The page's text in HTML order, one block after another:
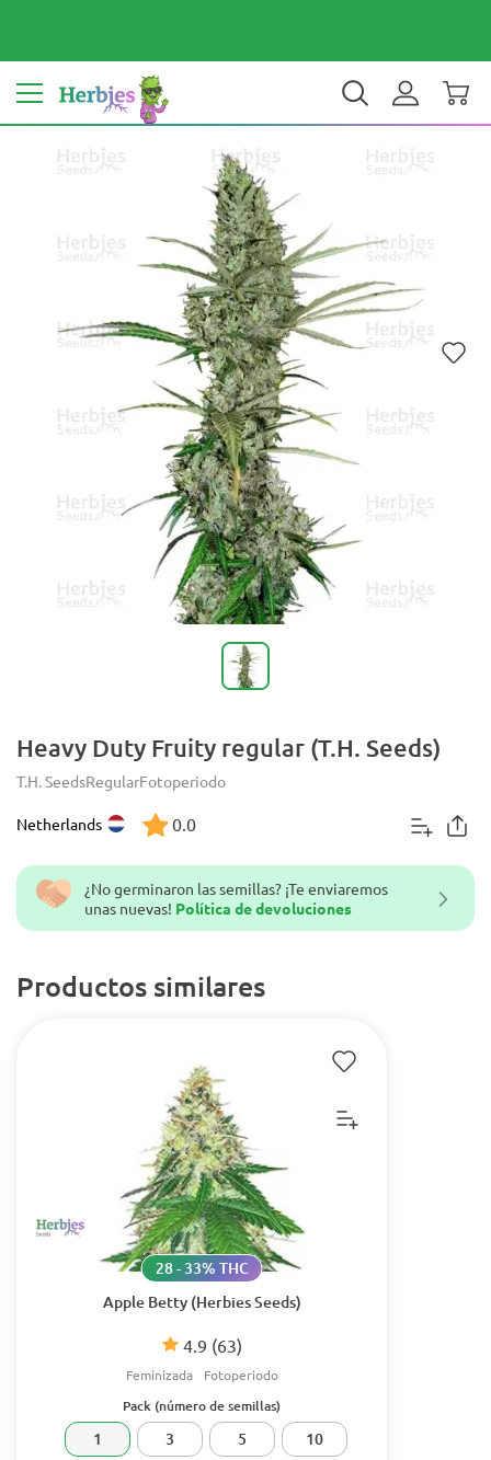
Tu país: Estados Unidos $ USD ES
Heavy Duty Fruity regular (T.H. Seeds)
T.H. SeedsRegularFotoperiodo
Netherlands 0.0
¿No germinaron las semillas? ¡Te enviaremos
unas nuevas! Política de devoluciones
Productos similares
Apple Betty (Herbies Seeds)
4.9 (63)
28 - 33% THC
Feminizada Fotoperiodo
Pack (número de semillas)
1 3 5 10